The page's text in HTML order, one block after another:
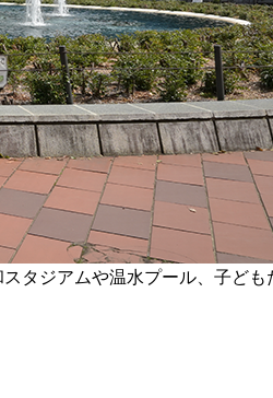
タジアムや温水プール、子ども